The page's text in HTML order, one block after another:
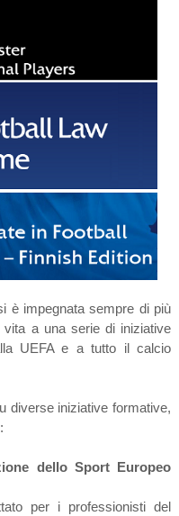
è impegnata sempre di più
a una serie di iniziative
UEFA e a tutto il calcio
diverse iniziative formative,
dello Sport Europeo
per i professionisti del